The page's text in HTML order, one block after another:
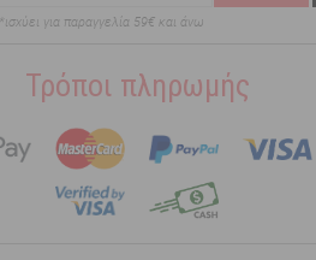
*ισχύει για παραγγελία 59€ και άνω
Τρόποι πληρωμής